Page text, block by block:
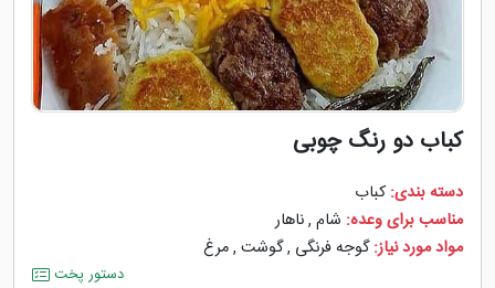
کباب دو رنگ چوبی
دسته بندی: کباب
مناسب برای وعده: شام ,ناهار
مواد مورد نیاز: گوجه ‌فرنگی ,گوشت ,مرغ
دستور پخت